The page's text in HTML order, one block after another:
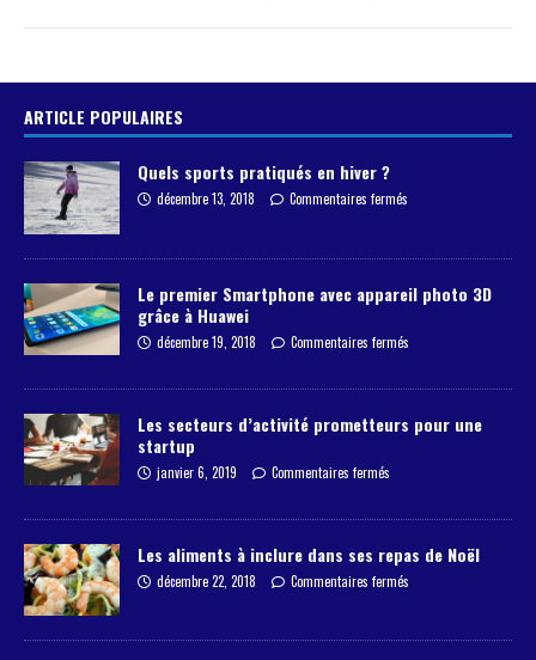
ARTICLE POPULAIRES
Quels sports pratiqués en hiver ?
décembre 13, 2018 Commentaires fermés
Le premier Smartphone avec appareil photo 3D
grâce à Huawei
décembre 19, 2018 Commentaires fermés
Les secteurs d’activité prometteurs pour une
startup
janvier 6, 2019 Commentaires fermés
Les aliments à inclure dans ses repas de Noël
décembre 22, 2018 Commentaires fermés